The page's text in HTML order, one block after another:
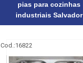
pias para cozinhas
industriais Salvador
Cod.:16822